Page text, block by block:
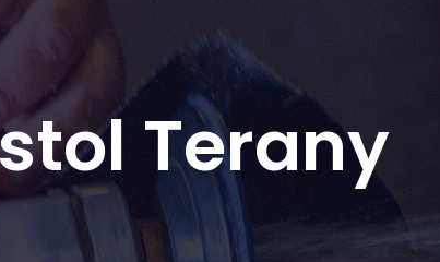
Terany